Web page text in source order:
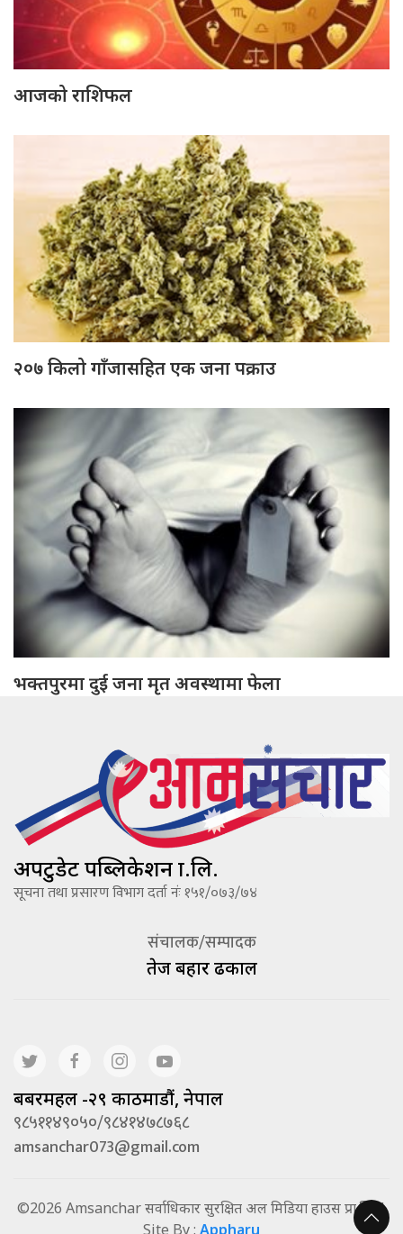
आजको राशिफल
२०७ किलो गाँजासहित एक जना पक्राउ
भक्तपुरमा दुई जना मृत अवस्थामा फेला
अपटुडेट पब्लिकेशन प्रा.लि.
सूचना तथा प्रसारण विभाग दर्ता नंः १५१/०७३/७४
संचालक/सम्पादक
तेज बहादूर ढकाल
बबरमहल -२९ काठमाडौं, नेपाल
९८५११४९०५०/९८४१४७८७६८
amsanchar073@gmail.com
©2026 Amsanchar सर्वाधिकार सुरक्षित अल मिडिया हाउस प्रा.लि. |
Site By : Appharu